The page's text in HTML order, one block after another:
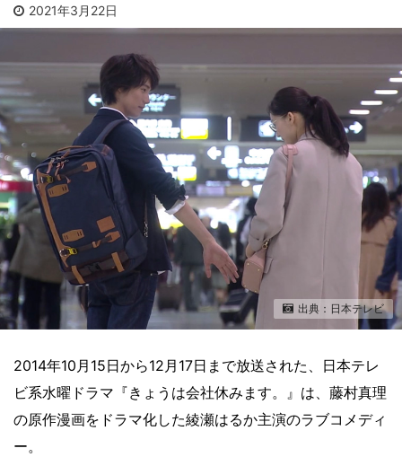
2021年3月22日
出典：日本テレビ
2014年10月15日から12月17日まで放送された、日本テレ
ビ系水曜ドラマ『きょうは会社休みます。』は、藤村真理
の原作漫画をドラマ化した綾瀬はるか主演のラブコメディ
ー。